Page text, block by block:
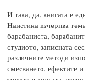
И така, да, книгата е
Наистина изчерпва
барабаниста,
студиото, записната
различните методи
смесването, ефектите